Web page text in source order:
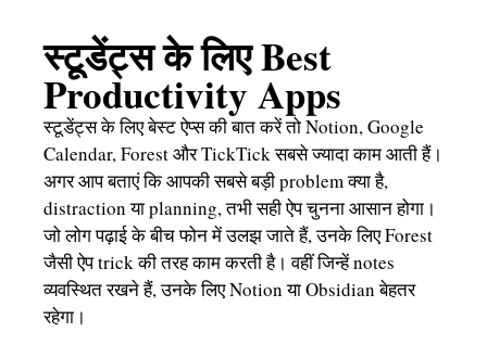
स्टूडेंट्स के लिए Best
Productivity Apps
स्टूडेंट्स के लिए बेस्ट ऐप्स की बात करें तो Notion, Google
Calendar, Forest और TickTick सबसे ज्यादा काम आती हैं।
अगर आप बताएं कि आपकी सबसे बड़ी problem क्या है,
distraction या planning, तभी सही ऐप चुनना आसान होगा।
जो लोग पढ़ाई के बीच फोन में उलझ जाते हैं, उनके लिए Forest
जैसी ऐप trick की तरह काम करती है। वहीं जिन्हें notes
व्यवस्थित रखने हैं, उनके लिए Notion या Obsidian बेहतर
रहेगा।